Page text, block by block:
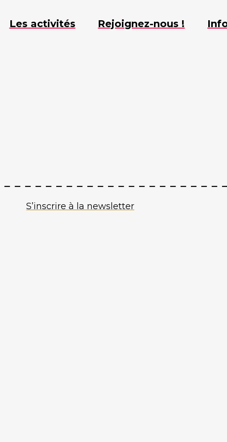
Les activités Rejoignez-nous !
S’inscrire à la newsletter